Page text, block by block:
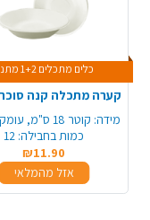
כלים מתכלים 1+2 מתנה
מידה: קוטר 18 ס"מ, עומק 4 ס"מ
כמות בחבילה: 12
₪11.90
אזל מהמלאי